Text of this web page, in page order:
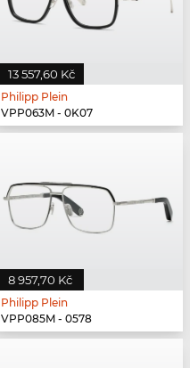
13 557,60 Kč
Philipp Plein
VPP063M - 0K07
8 957,70 Kč
Philipp Plein
VPP085M - 0578